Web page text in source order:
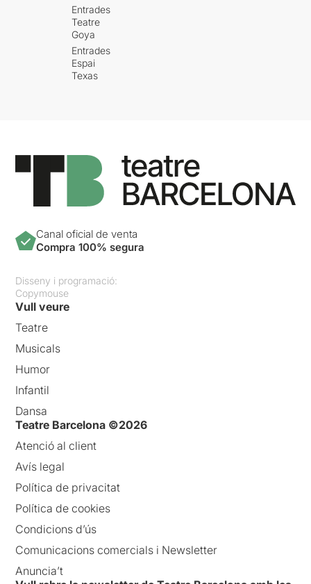
Entrades
Teatre
Goya
Entrades
Espai
Texas
Canal oficial de venta
Compra 100% segura
Disseny i programació:
Copymouse
Vull veure
Teatre
Musicals
Humor
Infantil
Dansa
Teatre Barcelona ©2026
Atenció al client
Avís legal
Política de privacitat
Política de cookies
Condicions d’ús
Comunicacions comercials i Newsletter
Anuncia’t